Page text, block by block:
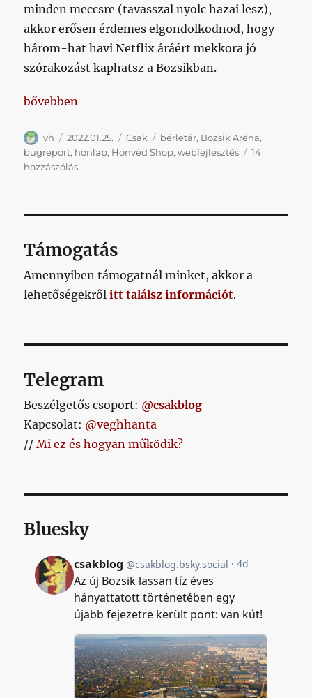
minden meccsre (tavasszal nyolc hazai lesz),
akkor erősen érdemes elgondolkodnod, hogy
három-hat havi Netflix áráért mekkora jó
szórakozást kaphatsz a Bozsikban.
„Tavaszi bérlet, csendben elindult weblap,
bővebben
Szerző
vh Közzétéve
2022.01.25. Kategória
Csak Címke
bérletár, Bozsik Aréna,
bugreport, honlap, Honvéd Shop,webfejlesztés
14
hozzászólásTavaszi
bugreport
című
bejegyzéshez
Támogatás
Amennyiben támogatnál minket, akkor a
lehetőségekrőlitt találsz információt.
Telegram
Beszélgetős csoport: @csakblog
Kapcsolat: @veghhanta
//Mi ez és hogyan működik?
Bluesky